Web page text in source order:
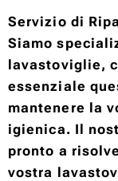
Servizio di
Siamo
lavastoviglie,
essenziale
mantenere la
igienica. Il
pronto a
vostra